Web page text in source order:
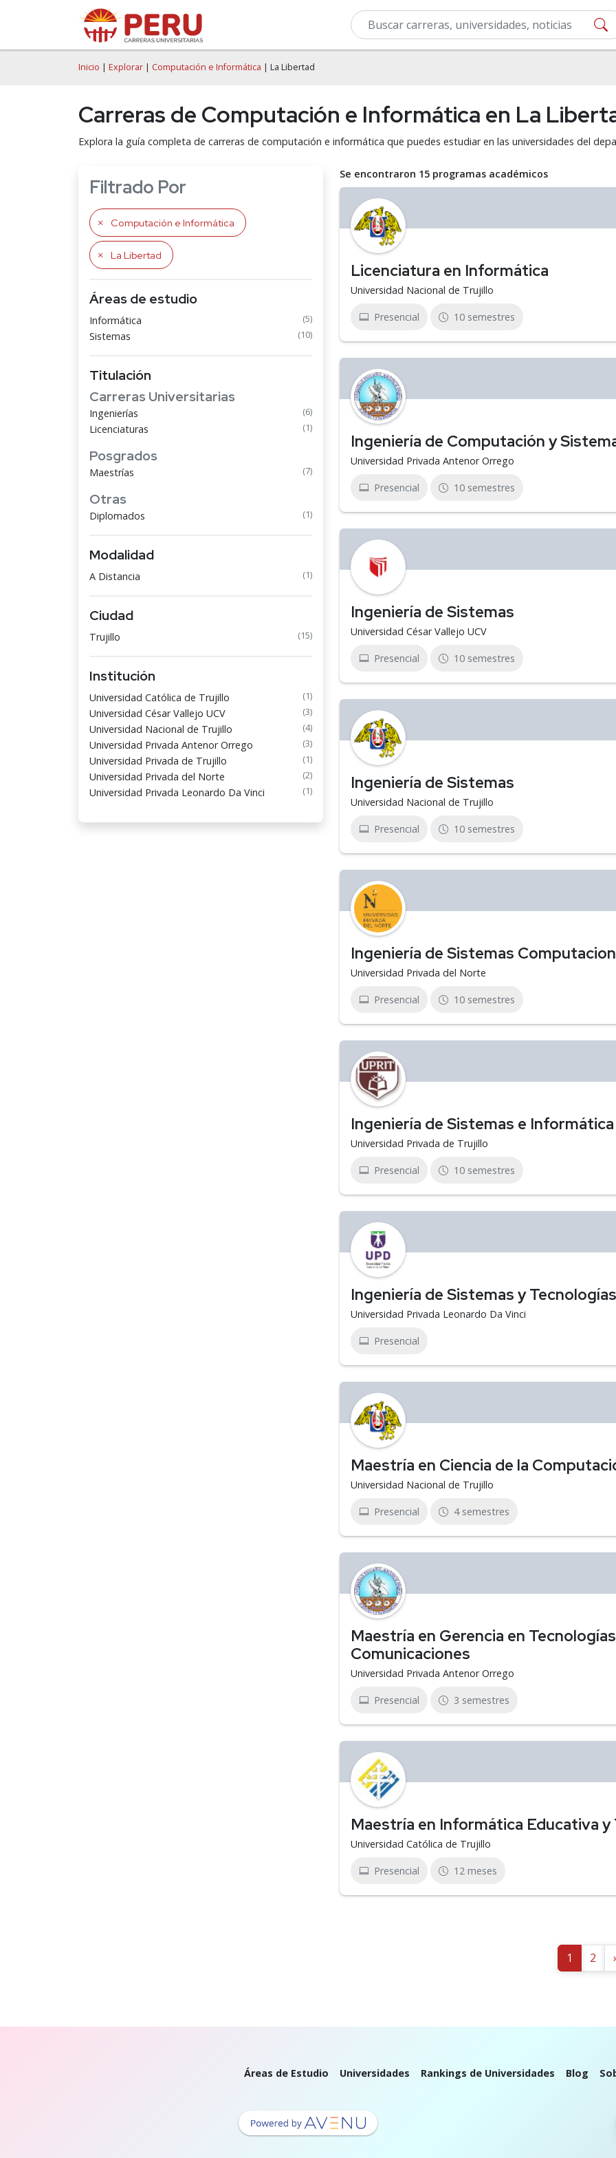
Inicio | Explorar | Computación e Informática | La Libertad
Carreras de Computación e Informática en La
Explora la guía completa de carreras de computación e informática que puedes estudiar en las universidades del
Filtrado Por
Computación e Informática
La Libertad
Áreas de estudio
Informática (5)
Sistemas (10)
Titulación
Carreras Universitarias
Ingenierías (6)
Licenciaturas (1)
Posgrados
Maestrías (7)
Otras
Diplomados (1)
Modalidad
A Distancia (1)
Ciudad
Trujillo (15)
Institución
Universidad Católica de Trujillo (1)
Universidad César Vallejo UCV (3)
Universidad Nacional de Trujillo (4)
Universidad Privada Antenor Orrego (3)
Universidad Privada de Trujillo (1)
Universidad Privada del Norte (2)
Universidad Privada Leonardo Da Vinci (1)
Se encontraron 15 programas académicos
Licenciatura en Informática
Universidad Nacional de Trujillo
Presencial 10 semestres
Ingeniería de Computación y
Universidad Privada Antenor Orrego
Presencial 10 semestres
Ingeniería de Sistemas
Universidad César Vallejo UCV
Presencial 10 semestres
Ingeniería de Sistemas
Universidad Nacional de Trujillo
Presencial 10 semestres
Ingeniería de Sistemas
Universidad Privada del Norte
Presencial 10 semestres
Ingeniería de Sistemas e Informática
Universidad Privada de Trujillo
Presencial 10 semestres
Ingeniería de Sistemas y
Universidad Privada Leonardo Da Vinci
Presencial
Maestría en Ciencia de la
Universidad Nacional de Trujillo
Presencial 4 semestres
Maestría en Gerencia en
Comunicaciones
Universidad Privada Antenor Orrego
Presencial 3 semestres
Maestría en Informática Educativa
Universidad Católica de Trujillo
Presencial 12 meses
1 2
Áreas de Estudio Universidades Rankings de Universidades Blog